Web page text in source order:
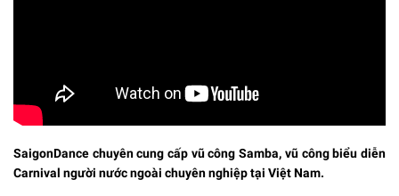
SaigonDance chuyên cung cấp vũ công Samba, vũ công biểu diễn
Carnival người nước ngoài chuyên nghiệp tại Việt Nam.